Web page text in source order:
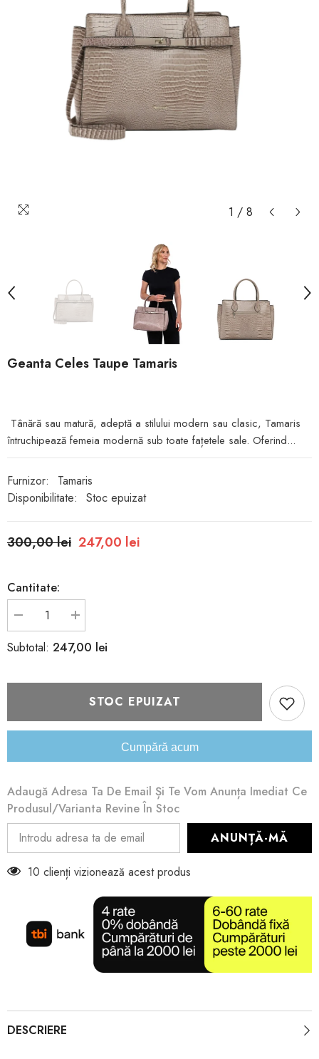
1 / 8
Geanta Celes Taupe Tamaris
Tânără sau matură, adeptă a stilului modern sau clasic, Tamaris
întruchipează femeia modernă sub toate fațetele sale. Oferind...
Furnizor:
Tamaris
Disponibilitate:
Stoc epuizat
300,00 lei 247,00 lei
Cantitate:
Reduceți
cantitatea
pentru
Geanta
Tamaris
Creșteți
cantitatea
pentru
Geanta
Tamaris
Subtotal: 247,00 lei
STOC EPUIZAT
Cumpără acum
Adaugă Adresa Ta De Email Și Te Vom Anunța Imediat Ce
Produsul/varianta Revine În Stoc
ANUNȚĂ-MĂ
10 clienți vizionează acest produs
DESCRIERE